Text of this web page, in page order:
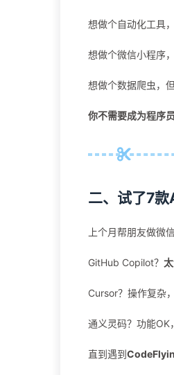
想做个自动化工具
想做个微信小程序
想做个数据爬虫，
你不需要成为程序
二、试了7
上个月帮朋友做微
GitHub Copilot？
Cursor？操作复杂，
通义灵码？功能OK
直到遇到